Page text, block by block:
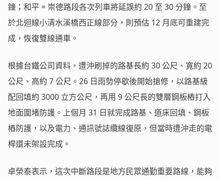
鐘；和平 = 崇德路段各次列車將延誤約 20 至 30 分鐘。至
於北迴線小清水溪橋西正線部分，則預估 12 月底可重建完
成，恢復雙線通車。
根據台鐵公司資料，遭沖刷掉的路基長約 30 公尺、寬約 20
公尺、高約 7 公尺。26 日雨勢停歇後開始搶修，以路基級
配回填約 3000 立方公尺，再用 9 公尺長的雙層鋼板樁打入
地面圍堵防護。上個月 31 日就完成路基、道床回填、鋼板
樁防護，以及電力、通訊號誌纜線復原，但當時遭沖走的電
桿還未架設完成。
卓榮泰表示，這次中斷路段是地方民眾通勤重要路線，能夠